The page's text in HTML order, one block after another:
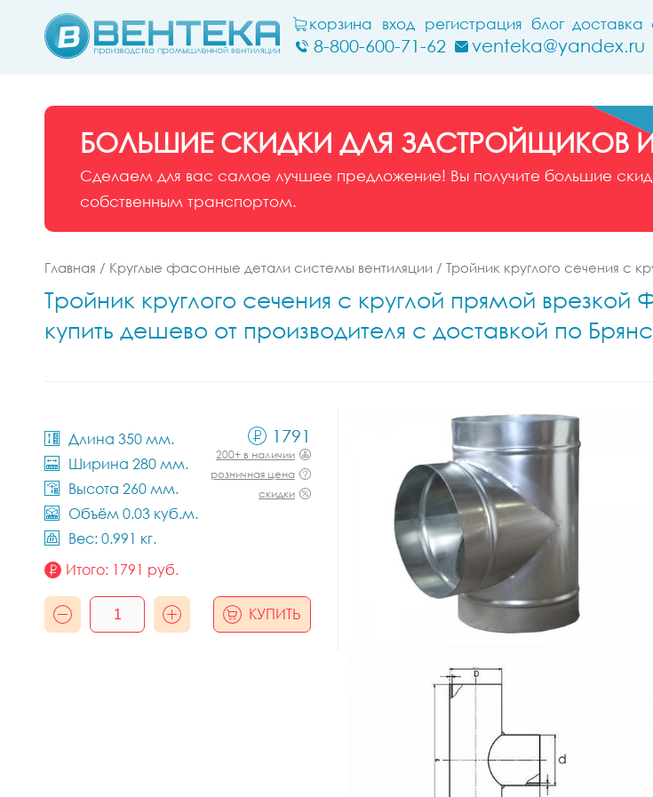
корзина вход регистрация блог доставка
8-800-600-71-62 venteka@yandex.ru
БОЛЬШИЕ СКИДКИ ДЛЯ ЗАСТРОЙЩИКОВ
Сделаем для вас самое лучшее предложение! Вы получите большие
собственным транспортом.
Главная / Круглые фасонные детали системы вентиляции / Тройник круглого сечения с
Тройник круглого сечения с круглой прямой
купить дешево от производителя с доставкой по
Длина 350 мм.
Ширина 280 мм.
Высота 260 мм.
Объём 0.03 куб.м.
Вес: 0.991 кг.
1791
200+ в наличии
розничная цена
скидки
Итого: 1791 руб.
КУПИТЬ